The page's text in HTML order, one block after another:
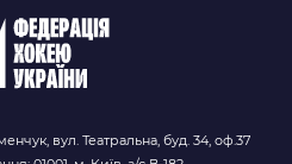
вул. Театральна, буд. 34, оф.37